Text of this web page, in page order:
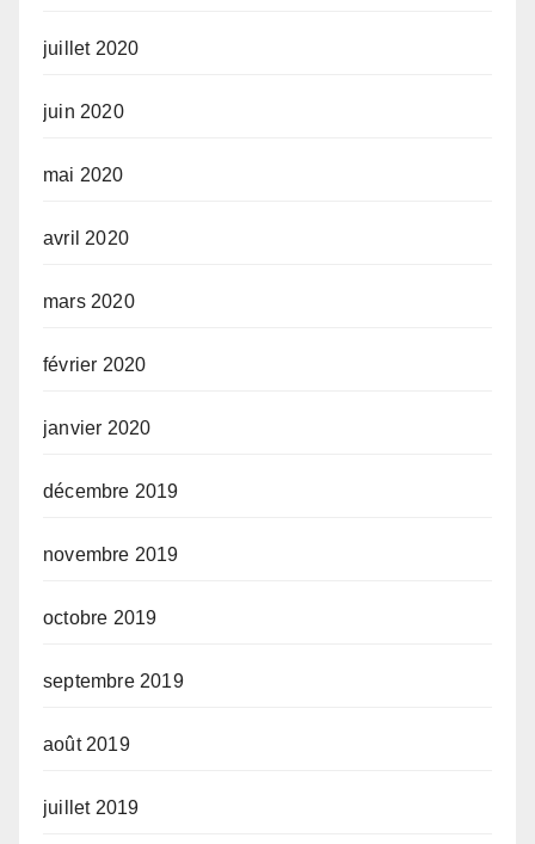
juillet 2020
juin 2020
mai 2020
avril 2020
mars 2020
février 2020
janvier 2020
décembre 2019
novembre 2019
octobre 2019
septembre 2019
août 2019
juillet 2019